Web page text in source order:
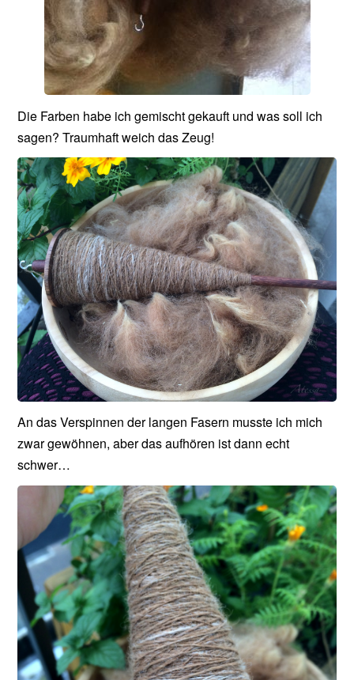
Die Farben habe ich gemischt gekauft und was soll ich
sagen? Traumhaft weich das Zeug!
An das Verspinnen der langen Fasern musste ich mich
zwar gewöhnen, aber das aufhören ist dann echt
schwer…